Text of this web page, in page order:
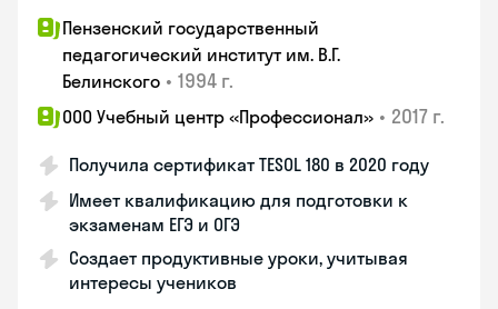
Пензенский государственный
педагогический институт им. В.Г.
Белинского • 1994 г.
ООО Учебный центр «Профессионал» • 2017 г.
Получила сертификат TESOL 180 в 2020 году
Имеет квалификацию для подготовки к
экзаменам ЕГЭ и ОГЭ
Создает продуктивные уроки, учитывая
интересы учеников